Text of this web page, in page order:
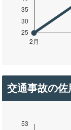
交通事故の